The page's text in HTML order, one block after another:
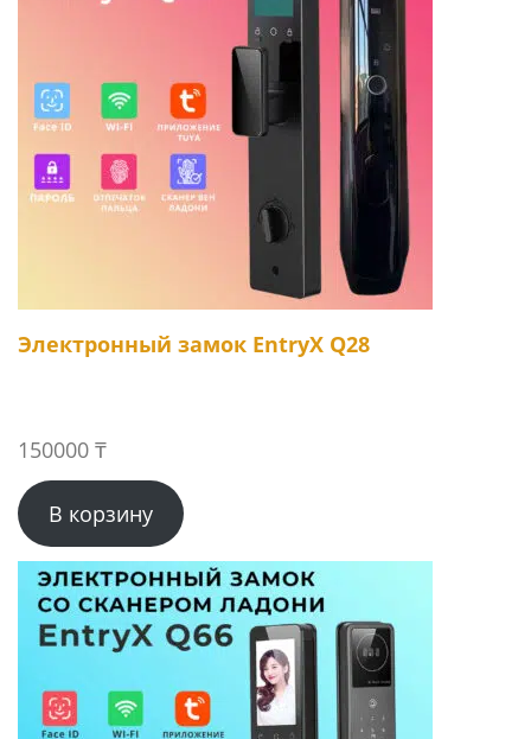
Электронный замок EntryX Q28
150000 ₸
В корзину